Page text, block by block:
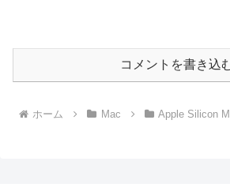
コメントを書き込
ホーム Mac Apple Silicon